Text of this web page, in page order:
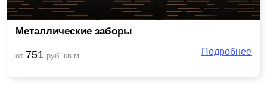
Металлические заборы
от 751 руб. кв.м. Подробнее